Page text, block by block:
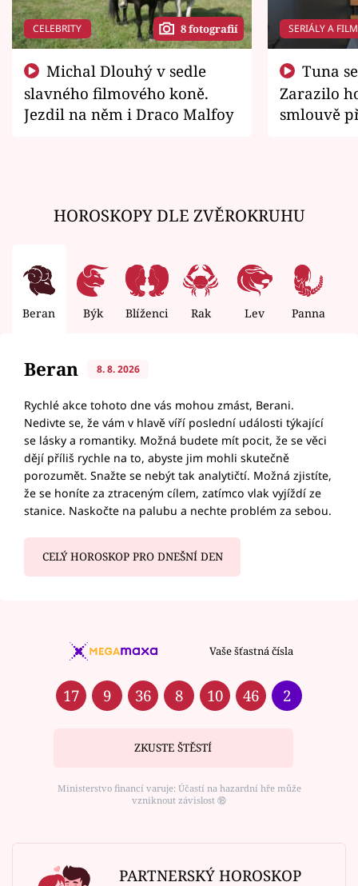
CELEBRITY 8 fotografií
slavného filmového koně.
Jezdil na něm i Draco Malfoy
SERIÁLY A
Zarazilo
smlouvě
HOROSKOPY DLE ZVĚROKRUHU
Beran Býk Blíženci Rak Lev Panna
Beran 8. 8. 2026
Rychlé akce tohoto dne vás mohou zmást, Berani.
Nedivte se, že vám v hlavě víří poslední události týkající
se lásky a romantiky. Možná budete mít pocit, že se věci
dějí příliš rychle na to, abyste jim mohli skutečně
porozumět. Snažte se nebýt tak analytičtí. Možná zjistíte,
že se honíte za ztraceným cílem, zatímco vlak vyjíždí ze
stanice. Naskočte na palubu a nechte problém za sebou.
CELÝ HOROSKOP PRO DNEŠNÍ DEN
Vaše šťastná čísla
17 9 36 8 10 46 2
ZKUSTE ŠTĚSTÍ
Ministerstvo financí varuje: Účastí na hazardní hře může
vzniknout závislost ⑱
PARTNERSKÝ HOROSKOP